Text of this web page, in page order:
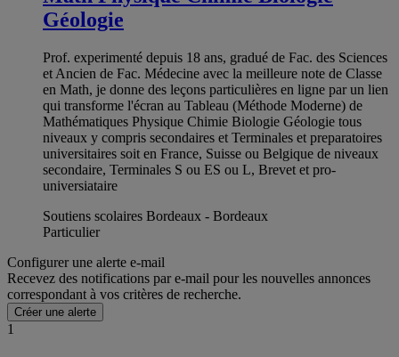
Géologie
Prof. experimenté depuis 18 ans, gradué de Fac. des Sciences
et Ancien de Fac. Médecine avec la meilleure note de Classe
en Math, je donne des leçons particulières en ligne par un lien
qui transforme l'écran au Tableau (Méthode Moderne) de
Mathématiques Physique Chimie Biologie Géologie tous
niveaux y compris secondaires et Terminales et preparatoires
universitaires soit en France, Suisse ou Belgique de niveaux
secondaire, Terminales S ou ES ou L, Brevet et pro-
universiataire
Soutiens scolaires Bordeaux - Bordeaux
Particulier
Configurer une alerte e-mail
Recevez des notifications par e-mail pour les nouvelles annonces
correspondant à vos critères de recherche.
Créer une alerte
1